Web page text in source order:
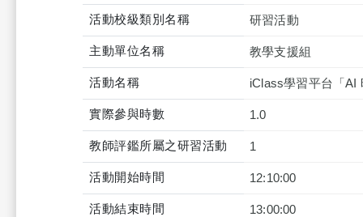
活動校級類別名稱 研習活動
主動單位名稱 教學支援組
活動名稱 iClass學習平台「AI
實際參與時數 1.0
教師評鑑所屬之研習活動 1
活動開始時間 12:10:00
活動結束時間 13:00:00